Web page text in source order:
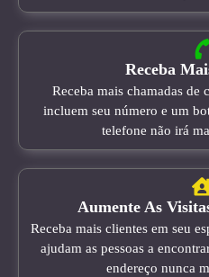
Receba
Receba mais chamadas de
incluem seu número e um
telefone não irá
Aumente As
Receba mais clientes em seu
ajudam as pessoas a
endereço nunca